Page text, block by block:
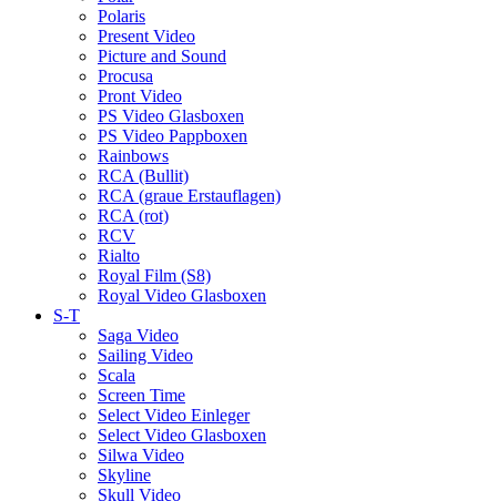
Polaris
Present Video
Picture and Sound
Procusa
Pront Video
PS Video Glasboxen
PS Video Pappboxen
Rainbows
RCA (Bullit)
RCA (graue Erstauflagen)
RCA (rot)
RCV
Rialto
Royal Film (S8)
Royal Video Glasboxen
S-T
Saga Video
Sailing Video
Scala
Screen Time
Select Video Einleger
Select Video Glasboxen
Silwa Video
Skyline
Skull Video